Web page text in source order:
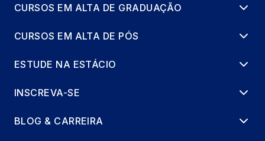
CURSOS EM ALTA DE GRADUAÇÃO
CURSOS EM ALTA DE PÓS
ESTUDE NA ESTÁCIO
INSCREVA-SE
BLOG & CARREIRA